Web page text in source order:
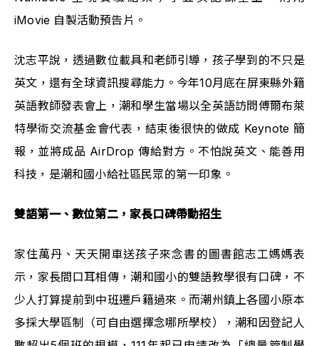
iMovie 自製活動預告片。
沈志平說，透過數位載具和老師引導，孩子學到的不只是
英文，還有全球資訊搜尋能力。今年10月底在屏東縣外籍
英語教師發表會上，潮和學生當場以全英語訪問傅爾布萊
特學術交流基金會代表，結束後很快的做成 Keynote 簡
報，並將成品 AirDrop 傳給對方。不怕說英文、能善用
科技，是潮和國小給社區民眾的第一印象。
雙語第一、數位第二，家長口碑帶動招生
家住萬丹、天天開車送孩子來念書的圖書館志工媽媽表
示，家長間口耳相傳，潮和國小的雙語教學很有口碑，不
少人打算提前到中班遷戶籍過來。而潮州鎮上各國小原本
多採大學區制（可自由選擇念哪所學校），潮和因登記人